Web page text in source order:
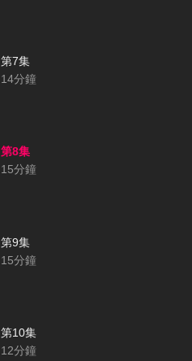
第7集
14分鐘
第8集
15分鐘
第9集
15分鐘
第10集
12分鐘